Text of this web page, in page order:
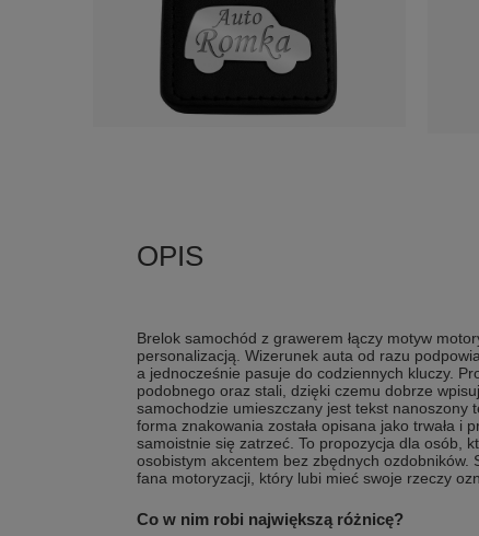
Brelok samochód z grawerem łączy motyw
personalizacją. Wizerunek auta od razu
a jednocześnie pasuje do codziennych kluczy.
podobnego oraz stali, dzięki czemu dobrze
samochodzie umieszczany jest tekst nanoszony
forma znakowania została opisana jako trwała i
samoistnie się zatrzeć. To propozycja dla osób,
osobistym akcentem bez zbędnych ozdobników.
fana motoryzacji, który lubi mieć swoje rzeczy
Co w nim robi największą różnicę?